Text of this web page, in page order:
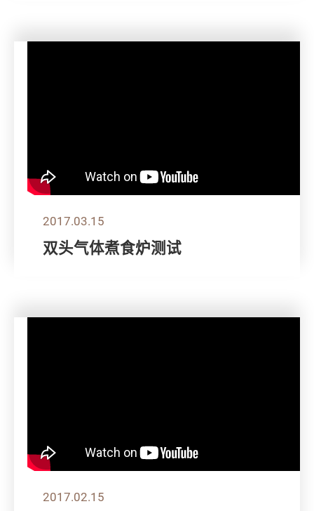
2017.03.15
双头气体煮食炉测试
2017.02.15